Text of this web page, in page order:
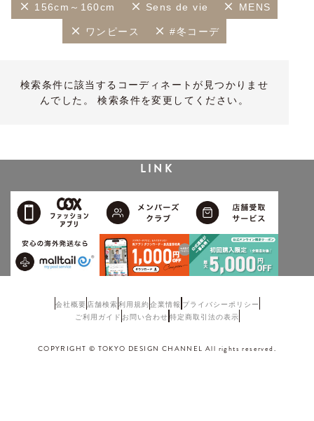
156cm～160cm Sens de vie MENS
ワンピース #冬コーデ
検索条件に該当するコーディネートが見つかりませ
んでした。 検索条件を変更してください。
LINK
会社概要 店舗検索利用規約企業情報 プライバシーポリシー
ご利用ガイド お問い合わせ 特定商取引法の表示
COPYRIGHT © TOKYO DESIGN CHANNEL All rights reserved.